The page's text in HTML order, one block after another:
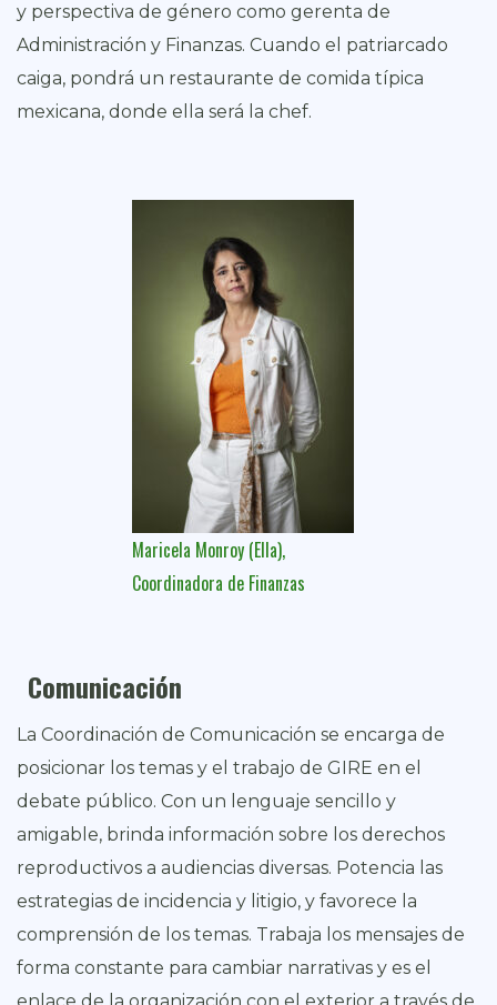
y perspectiva de género como gerenta de
Administración y Finanzas. Cuando el patriarcado
caiga, pondrá un restaurante de comida típica
mexicana, donde ella será la chef.
Maricela Monroy (Ella),
Coordinadora de Finanzas
Comunicación
La Coordinación de Comunicación se encarga de
posicionar los temas y el trabajo de GIRE en el
debate público. Con un lenguaje sencillo y
amigable, brinda información sobre los derechos
reproductivos a audiencias diversas. Potencia las
estrategias de incidencia y litigio, y favorece la
comprensión de los temas. Trabaja los mensajes de
forma constante para cambiar narrativas y es el